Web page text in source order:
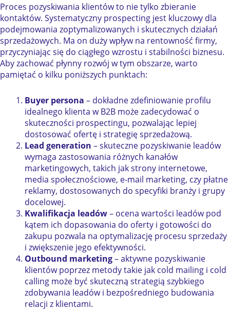
Proces pozyskiwania klientów to nie tylko zbieranie
kontaktów. Systematyczny prospecting jest kluczowy dla
podejmowania zoptymalizowanych i skutecznych działań
sprzedażowych. Ma on duży wpływ na rentowność firmy,
przyczyniając się do ciągłego wzrostu i stabilności biznesu.
Aby zachować płynny rozwój w tym obszarze, warto
pamiętać o kilku poniższych punktach:
Buyer persona – dokładne zdefiniowanie profilu
idealnego klienta w B2B może zadecydować o
skuteczności prospectingu, pozwalając lepiej
dostosować ofertę i strategię sprzedażową.
Lead generation – skuteczne pozyskiwanie leadów
wymaga zastosowania różnych kanałów
marketingowych, takich jak strony internetowe,
media społecznościowe, e-mail marketing, czy płatne
reklamy, dostosowanych do specyfiki branży i grupy
docelowej.
Kwalifikacja leadów– ocena wartości leadów pod
kątem ich dopasowania do oferty i gotowości do
zakupu pozwala na optymalizację procesu sprzedaży
i zwiększenie jego efektywności.
Outbound marketing– aktywne pozyskiwanie
klientów poprzez metody takie jak cold mailing i cold
calling może być skuteczną strategią szybkiego
zdobywania leadów i bezpośredniego budowania
relacji z klientami.